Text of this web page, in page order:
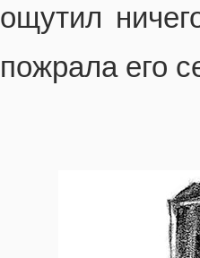
ощутил
пожрала его